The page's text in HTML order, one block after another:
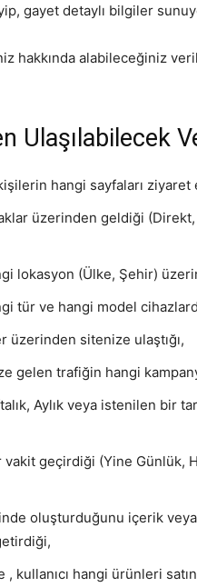
gayet detaylı bilgiler
hakkında alabileceğiniz
Ulaşılabilecek
hangi sayfaları
üzerinden geldiği (Direkt,
lokasyon (Ülke, Şehir)
tür ve hangi model
sitenize ulaştığı,
gelen trafiğin hangi
Aylık veya istenilen bir
geçirdiği (Yine Günlük,
oluşturduğunu içerik
hangi ürünleri satın